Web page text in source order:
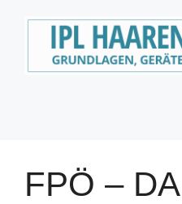
FPÖ –